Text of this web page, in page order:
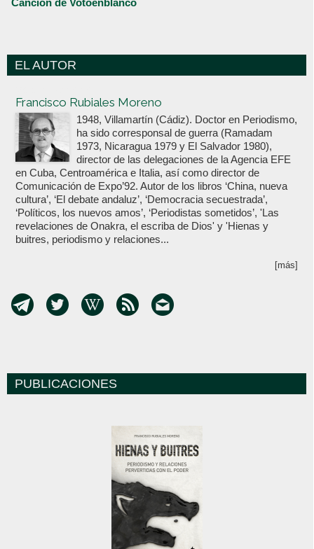
Canción de Votoenblanco
EL AUTOR
Francisco Rubiales Moreno
1948, Villamartín (Cádiz). Doctor en Periodismo,
ha sido corresponsal de guerra (Ramadam
1973, Nicaragua 1979 y El Salvador 1980),
director de las delegaciones de la Agencia EFE
en Cuba, Centroamérica e Italia, así como director de
Comunicación de Expo’92. Autor de los libros ‘China, nueva
cultura’, ‘El debate andaluz’, ‘Democracia secuestrada’,
‘Políticos, los nuevos amos’, ‘Periodistas sometidos’, 'Las
revelaciones de Onakra, el escriba de Dios' y 'Hienas y
buitres, periodismo y relaciones...
[más]
PUBLICACIONES